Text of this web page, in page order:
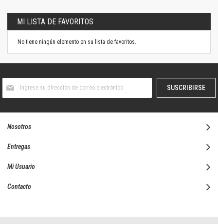
MI LISTA DE FAVORITOS
No tiene ningún elemento en su lista de favoritos.
boletín
SUSCRIBIRSE
Nosotros
Entregas
Mi Usuario
Contacto